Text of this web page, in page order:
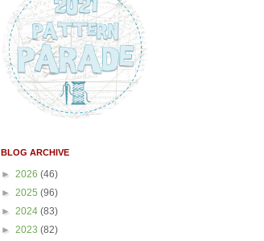
BLOG ARCHIVE
► 2026 (46)
► 2025 (96)
► 2024 (83)
► 2023 (82)